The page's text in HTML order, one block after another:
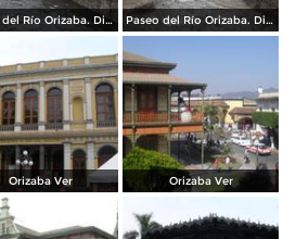
Paseo del Río Orizaba. Diciembre/2014 Paseo del Río Orizaba. Diciembre/2014
Orizaba Ver Orizaba Ver